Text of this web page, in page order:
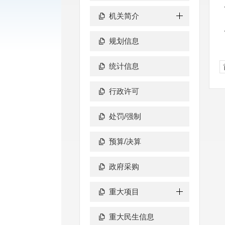
机关简介
规划信息
统计信息
行政许可
处罚/强制
预算/决算
政府采购
重大项目
重大民生信息